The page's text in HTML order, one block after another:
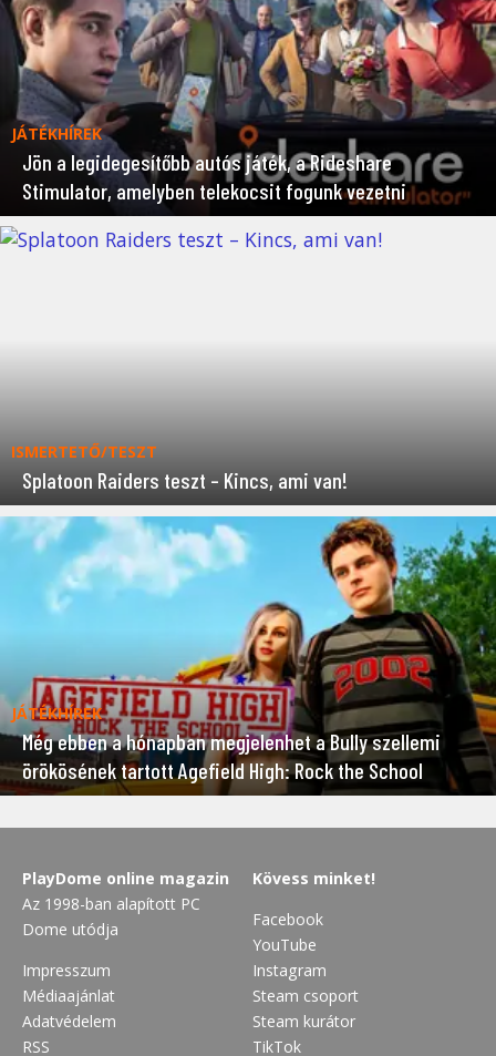
JÁTÉKHÍREK
Jön a legidegesítőbb autós játék, a Rideshare
Stimulator, amelyben telekocsit fogunk vezetni
ISMERTETŐ/TESZT
Splatoon Raiders teszt – Kincs, ami van!
JÁTÉKHÍREK
Még ebben a hónapban megjelenhet a Bully szellemi
örökösének tartott Agefield High: Rock the School
PlayDome online magazin
Az 1998-ban alapított PC
Dome utódja
Impresszum
Médiaajánlat
Adatvédelem
RSS
Kövess minket!
Facebook
YouTube
Instagram
Steam csoport
Steam kurátor
TikTok